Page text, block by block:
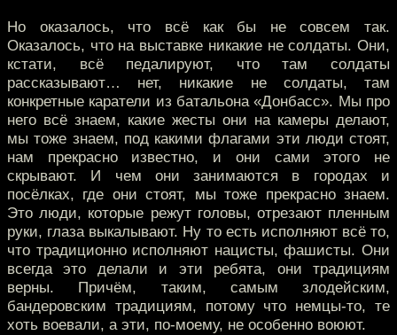
Но оказалось, что всё как бы не совсем так.
Оказалось, что на выставке никакие не солдаты. Они,
кстати, всё педалируют, что там солдаты
рассказывают… нет, никакие не солдаты, там
конкретные каратели из батальона «Донбасс». Мы про
него всё знаем, какие жесты они на камеры делают,
мы тоже знаем, под какими флагами эти люди стоят,
нам прекрасно известно, и они сами этого не
скрывают. И чем они занимаются в городах и
посёлках, где они стоят, мы тоже прекрасно знаем.
Это люди, которые режут головы, отрезают пленным
руки, глаза выкалывают. Ну то есть исполняют всё то,
что традиционно исполняют нацисты, фашисты. Они
всегда это делали и эти ребята, они традициям
верны. Причём, таким, самым злодейским,
бандеровским традициям, потому что немцы-то, те
хоть воевали, а эти, по-моему, не особенно воюют.